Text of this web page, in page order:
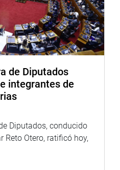
jurídica: 16.67
jurídica: 6.67
de Diputados
integrantes de
Diputados, conducido
Reto Otero, ratificó hoy,